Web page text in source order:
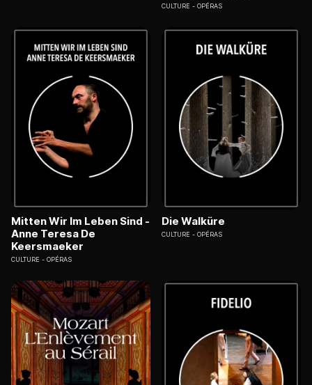
CULTURE OPÉRAS
Mitten Wir Im Leben Sind -
Anne Teresa De
Keersmaeker
CULTURE OPÉRAS
Die Walküre
CULTURE OPÉRAS